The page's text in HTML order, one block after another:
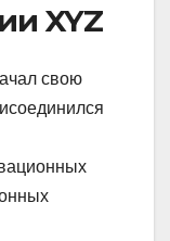
XYZ
свою